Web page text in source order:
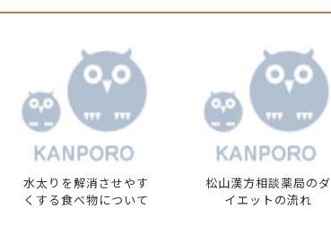
水太りを解消させやす
くする食べ物について
松山漢方相談薬局のダ
イエットの流れ